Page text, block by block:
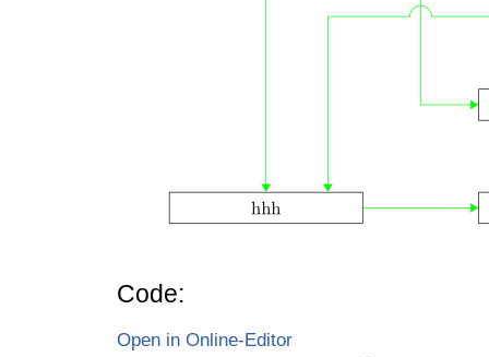
Code:
Open in Online-Editor